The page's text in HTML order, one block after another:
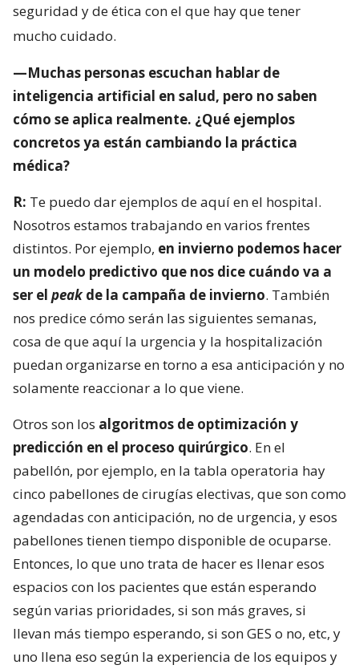
seguridad y de ética con el que hay que tener
mucho cuidado.
—Muchas personas escuchan hablar de
inteligencia artificial en salud, pero no saben
cómo se aplica realmente. ¿Qué ejemplos
concretos ya están cambiando la práctica
médica?
R: Te puedo dar ejemplos de aquí en el hospital.
Nosotros estamos trabajando en varios frentes
distintos. Por ejemplo, en invierno podemos hacer
un modelo predictivo que nos dice cuándo va a
ser el peakde la campaña de invierno. También
nos predice cómo serán las siguientes semanas,
cosa de que aquí la urgencia y la hospitalización
puedan organizarse en torno a esa anticipación y no
solamente reaccionar a lo que viene.
Otros son los algoritmos de optimización y
predicción en el proceso quirúrgico. En el
pabellón, por ejemplo, en la tabla operatoria hay
cinco pabellones de cirugías electivas, que son como
agendadas con anticipación, no de urgencia, y esos
pabellones tienen tiempo disponible de ocuparse.
Entonces, lo que uno trata de hacer es llenar esos
espacios con los pacientes que están esperando
según varias prioridades, si son más graves, si
llevan más tiempo esperando, si son GES o no, etc, y
uno llena eso según la experiencia de los equipos y